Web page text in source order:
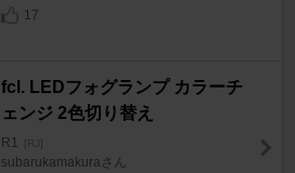
17
fcl. LEDフォグランプ カラーチ
ェンジ 2色切り替え
R1 [RJ]
subarukamakuraさん